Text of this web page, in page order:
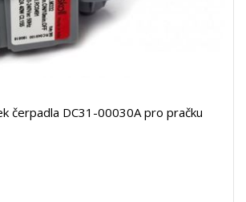
čerpadla DC31-00030A pro pračku